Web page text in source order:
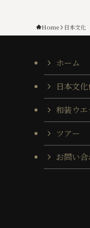
Home 日本文化
ホーム
日本文
和装ウ
ツアー
お問い